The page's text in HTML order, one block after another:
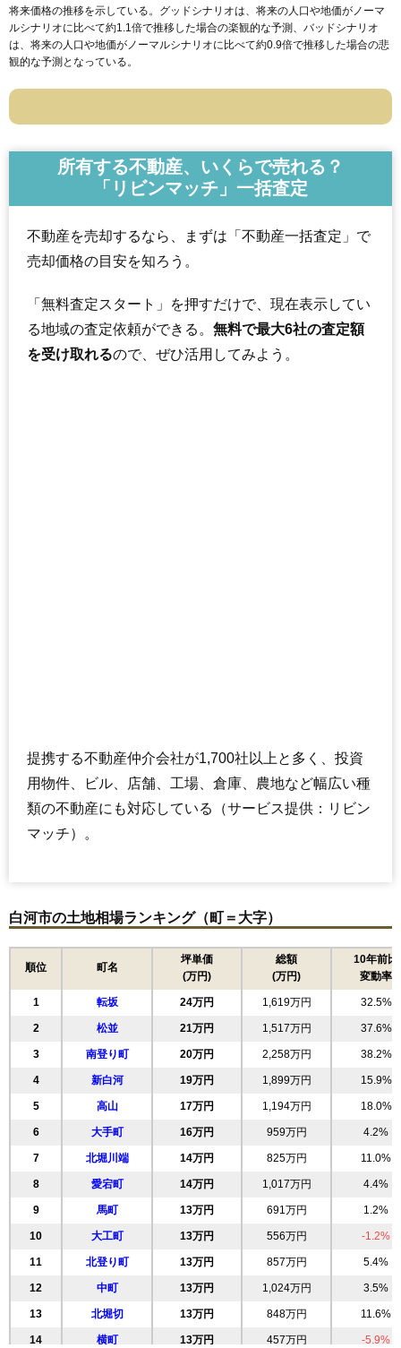
将来価格の推移を示している。グッドシナリオは、将来の人口や地価がノーマ
ルシナリオに比べて約1.1倍で推移した場合の楽観的な予測、バッドシナリオ
は、将来の人口や地価がノーマルシナリオに比べて約0.9倍で推移した場合の悲
観的な予測となっている。
所有する不動産、いくらで売れる？
「リビンマッチ」一括査定
不動産を売却するなら、まずは「不動産一括査定」で
売却価格の目安を知ろう。
「無料査定スタート」を押すだけで、現在表示してい
る地域の査定依頼ができる。 無料で最大6社の査定額
を受け取れるので、ぜひ活用してみよう。
提携する不動産仲介会社が1,700社以上と多く、投資
用物件、ビル、店舗、工場、倉庫、農地など幅広い種
類の不動産にも対応している（サービス提供：リビン
マッチ）。
白河市の土地相場ランキング（町＝大字）
順位 町名
坪単価
(万円)
総額
(万円)
10年前比
変動率
1 転坂 24万円 1,619万円 32.5%
2 松並 21万円 1,517万円 37.6%
3 南登り町 20万円 2,258万円 38.2%
4 新白河 19万円 1,899万円 15.9%
5 高山 17万円 1,194万円 18.0%
6 大手町 16万円 959万円 4.2%
7 北堀川端 14万円 825万円 11.0%
8 愛宕町 14万円 1,017万円 4.4%
9 馬町 13万円 691万円 1.2%
10 大工町 13万円 556万円 -1.2%
11 北登り町 13万円 857万円 5.4%
12 中町 13万円 1,024万円 3.5%
13 北堀切 13万円 848万円 11.6%
14 横町 13万円 457万円 -5.9%